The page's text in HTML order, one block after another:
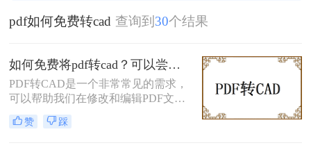
pdf如何免费转cad 查询到 30个结果
如何免费将pdf转cad？可以尝试一下这两种方法
PDF转CAD是一个非常常见的需求，
可以帮助我们在修改和编辑PDF文件
时更高效地进行各种设计工作。虽然
有很多付费的PDF转CAD工具可供选
赞 踩